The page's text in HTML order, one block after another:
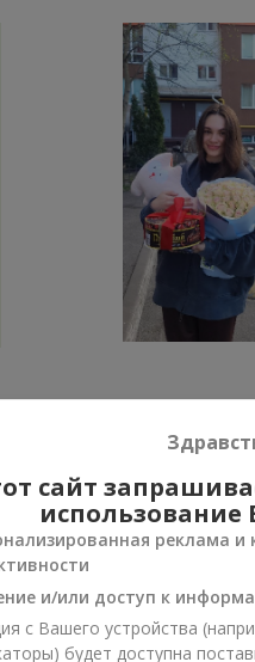
Все фото
Заказать
сайт
реклама
и/или доступ к
с Вашего устройства
будет доступна